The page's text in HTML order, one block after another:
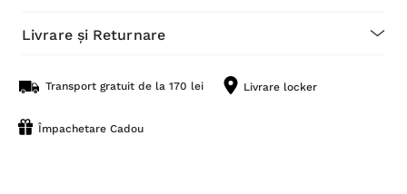
Livrare și Returnare
Transport gratuit de la 170 lei Livrare locker
Împachetare Cadou